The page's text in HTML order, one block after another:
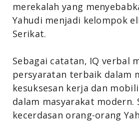
merekalah yang
Yahudi menjadi kelompok
Serikat.
Sebagai catatan, IQ verbal
persyaratan terbaik dalam
kesuksesan kerja dan
dalam masyarakat modern.
kecerdasan orang-orang